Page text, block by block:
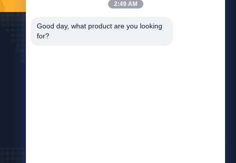
2:49 AM
Good day, what product are you looking
for?